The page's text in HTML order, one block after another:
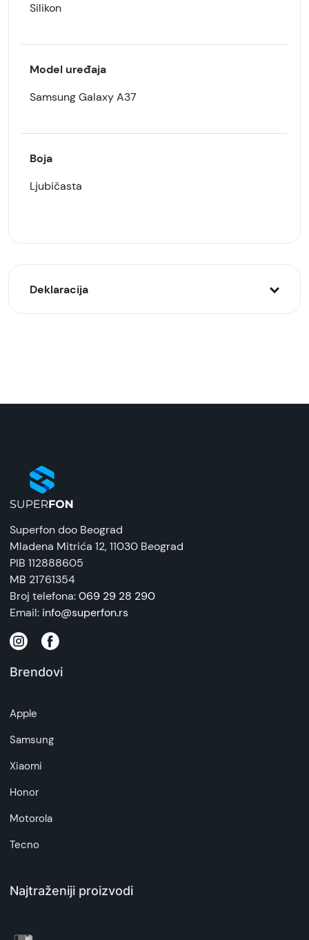
Silikon
Model uređaja
Samsung Galaxy A37
Boja
Ljubičasta
Deklaracija
Naziv i vrsta robe:
Tehnomarket
EAN:
8676424205888
Zemlja porekla:
Kina
Prava potrošača:
Zagarantovana sva prava kupaca po osnovu
na daljinu, uslove reklamacije i povrata pročitajte
artikala budu što tačnije i detaljnije ali ne može
da garantuje da su svi podaci apsolutno ispravni.
Superfon doo Beograd
Mladena Mitrića 12, 11030 Beograd
PIB 112888605
MB 21761354
Broj telefona:069 29 28 290
Email: info@superfon.rs
Brendovi
Apple
Samsung
Xiaomi
Honor
Motorola
Tecno
Najtraženiji proizvodi